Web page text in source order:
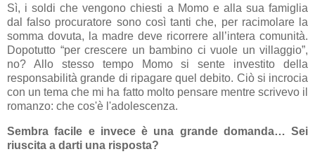
Sì, i soldi che vengono chiesti a Momo e alla sua famiglia
dal falso procuratore sono così tanti che, per racimolare la
somma dovuta, la madre deve ricorrere all’intera comunità.
Dopotutto “per crescere un bambino ci vuole un villaggio”,
no? Allo stesso tempo Momo si sente investito della
responsabilità grande di ripagare quel debito. Ciò si incrocia
con un tema che mi ha fatto molto pensare mentre scrivevo il
romanzo: che cos'è l'adolescenza.
Sembra facile e invece è una grande domanda… Sei
riuscita a darti una risposta?